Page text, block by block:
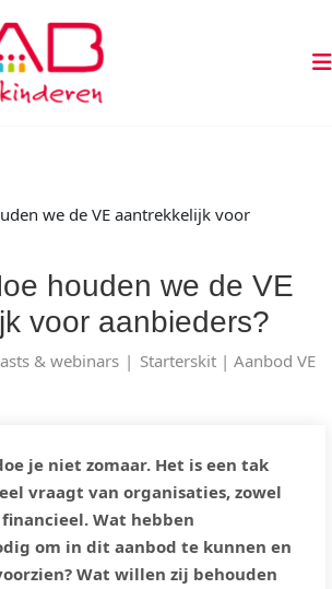
we de VE aantrekkelijk voor
houden we de VE
voor aanbieders?
& webinars Starterskit Aanbod VE
je niet zomaar. Het is een tak
vraagt van organisaties, zowel
Wat hebben
om in dit aanbod te kunnen en
Wat willen zij behouden